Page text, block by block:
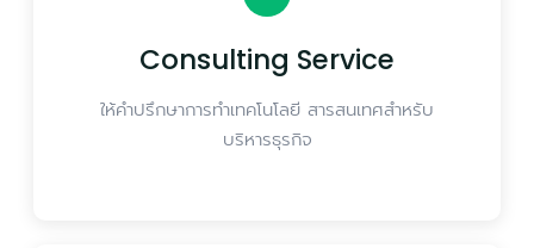
Consulting Service
ให้คำปรึกษาการทำเทคโนโลยี สารสนเทศสำหรับ
บริหารธุรกิจ